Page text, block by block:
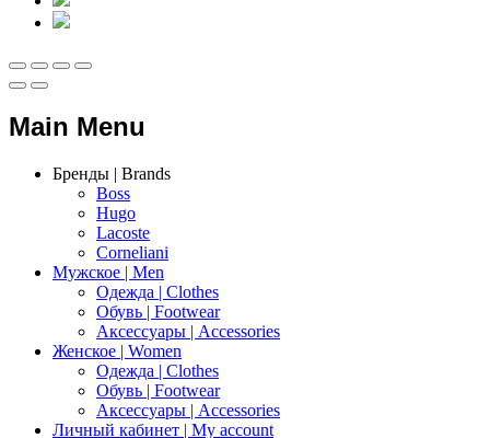
Main Menu
Бренды | Brands
Boss
Hugo
Lacoste
Corneliani
Мужское | Men
Одежда | Clothes
Обувь | Footwear
Аксессуары | Accessories
Женское | Women
Одежда | Clothes
Обувь | Footwear
Аксессуары | Accessories
Личный кабинет | My account